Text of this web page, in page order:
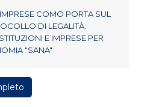
COMO PORTA SUL
DI LEGALITÀ:
E IMPRESE PER
"SANA"